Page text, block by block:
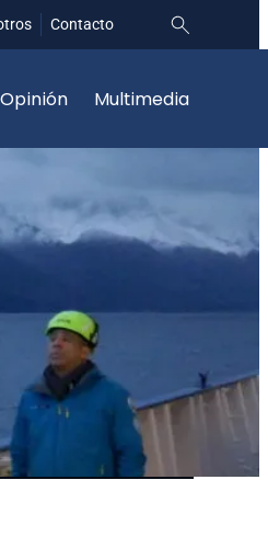
Contacto
Opinión Multimedia